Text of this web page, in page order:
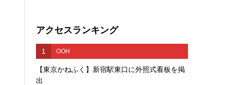
アクセスランキング
1 OOH
【東京かねふく】新宿駅東口に外照式看板を掲
出